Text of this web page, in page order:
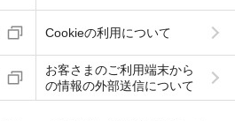
Cookieの利用について
お客さまのご利用端末から
の情報の外部送信について